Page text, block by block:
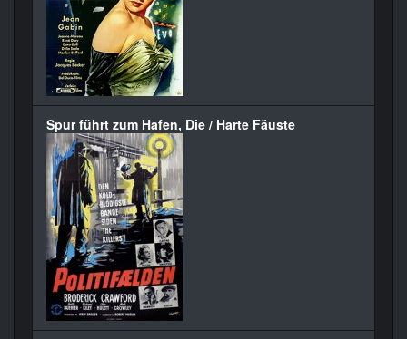
Spur führt zum Hafen, Die / Harte Fäuste